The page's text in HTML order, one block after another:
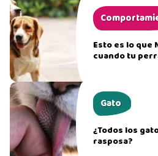
Esto es lo que
cuando tu
Gato
¿Todos los
rasposa?